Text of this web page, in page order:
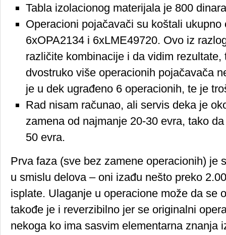
Tabla izolacionog materijala je 800
Operacioni pojačavači su koštali ukupno
6xOPA2134 i 6xLME49720. Ovo iz
različite kombinacije i da vidim
dvostruko više operacionih pojačavača
je u dek ugrađeno 6 operacionih, te je
Rad nisam računao, ali servis deka je
zamena od najmanje 20-30 evra, tako
50 evra.
Prva faza (sve bez zamene operacionih) je
u smislu delova – oni izađu nešto preko
isplate. Ulaganje u operacione može da se
takođe je i reverzibilno jer se originalni
nekoga ko ima sasvim elementarna znanja